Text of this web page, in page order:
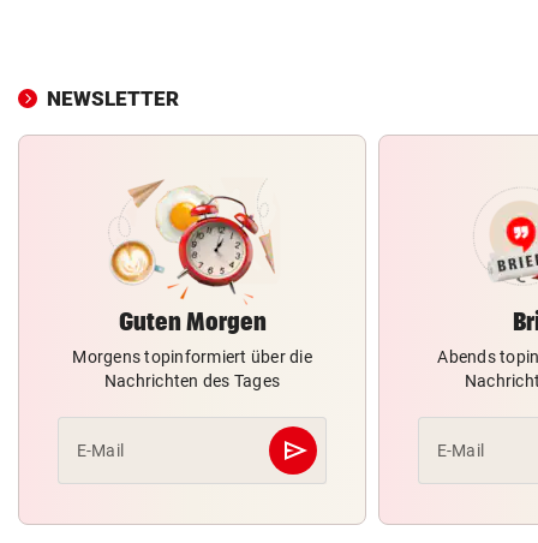
NEWSLETTER
Guten Morgen
Morgens topinformiert über die
Nachrichten des Tages
E-Mail send
Abschicken
Abends
E-Mail